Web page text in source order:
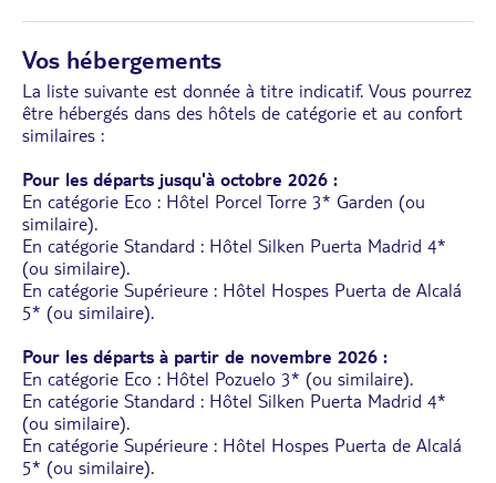
Vos hébergements
La liste suivante est donnée à titre indicatif. Vous pourrez
être hébergés dans des hôtels de catégorie et au confort
similaires :
Pour les départs jusqu'à octobre 2026 :
En catégorie Eco : Hôtel Porcel Torre 3* Garden (ou
similaire).
En catégorie Standard : Hôtel Silken Puerta Madrid 4*
(ou similaire).
En catégorie Supérieure : Hôtel Hospes Puerta de Alcalá
5* (ou similaire).
Pour les départs à partir de novembre 2026 :
En catégorie Eco : Hôtel Pozuelo 3* (ou similaire).
En catégorie Standard : Hôtel Silken Puerta Madrid 4*
(ou similaire).
En catégorie Supérieure : Hôtel Hospes Puerta de Alcalá
5* (ou similaire).